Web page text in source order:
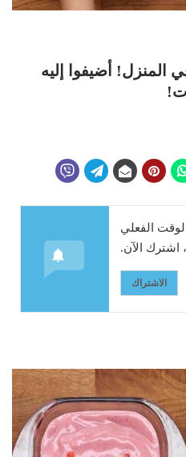
المنزل! أضيفوا إليه
الفعلي
اشترك الآن.
الاشتراك